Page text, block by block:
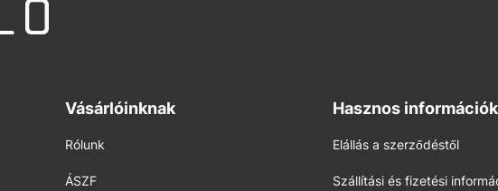
Vásárlóinknak
Rólunk
ÁSZF
Hasznos információk
Elállás a szerződéstől
Szállítási és fizetési